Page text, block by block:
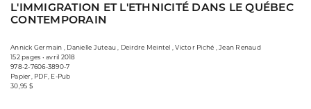
L'IMMIGRATION ET L'ETHNICITÉ DANS LE QUÉBEC
CONTEMPORAIN
Annick Germain , Danielle Juteau , Deirdre Meintel , Victor Piché , Jean Renaud
152 pages • avril 2018
978-2-7606-3890-7
Papier, PDF, E-Pub
30,95 $